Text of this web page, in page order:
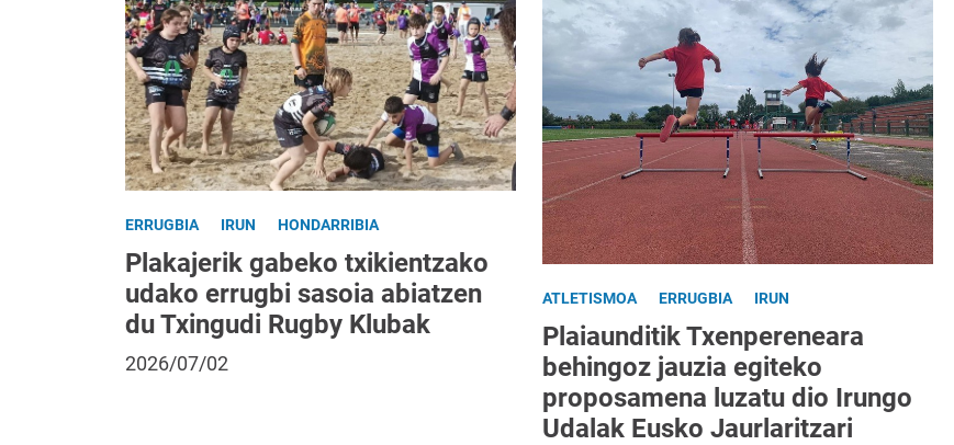
ERRUGBIA IRUN HONDARRIBIA
Plakajerik gabeko txikientzako
udako errugbi sasoia abiatzen
du Txingudi Rugby Klubak
2026/07/02
ATLETISMOA ERRUGBIA IRUN
Plaiaunditik Txenpereneara
behingoz jauzia egiteko
proposamena luzatu dio Irungo
Udalak Eusko Jaurlaritzari